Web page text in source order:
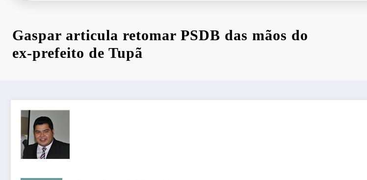
Gaspar articula retomar PSDB das mãos do
ex-prefeito de Tupã